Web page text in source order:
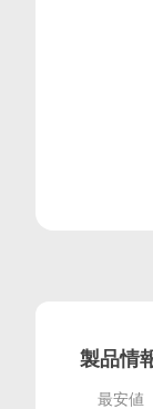
製品情
最安値